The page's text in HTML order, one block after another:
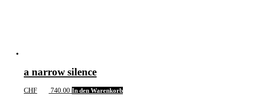
a narrow silence
CHF 740.00 In den Warenkorb